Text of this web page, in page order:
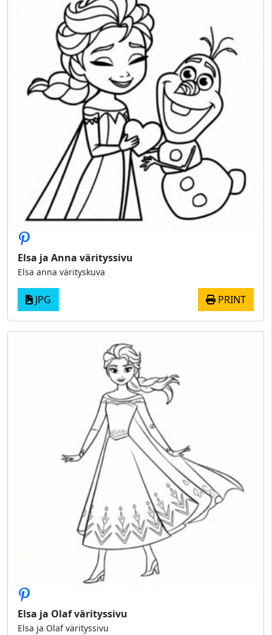
Elsa ja Anna värityssivu
Elsa anna värityskuva
JPG PRINT
Elsa ja Olaf värityssivu
Elsa ja Olaf värityssivu